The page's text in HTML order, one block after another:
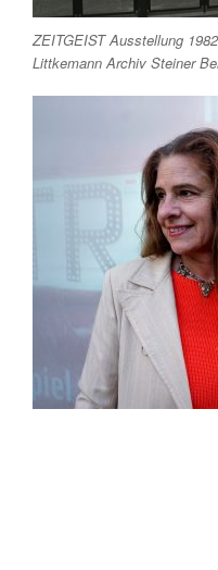
ZEITGEIST Ausstellung
Littkemann Archiv Steiner